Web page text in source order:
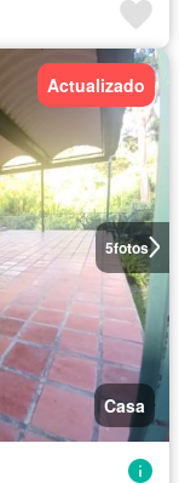
5fotos
Actualizado
Casa